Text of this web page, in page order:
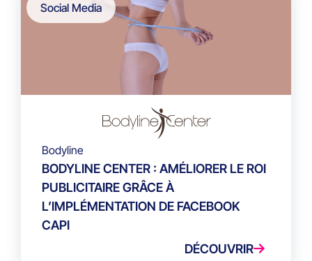
Social Media
Bodyline
BODYLINE CENTER : AMÉLIORER LE ROI
PUBLICITAIRE GRÂCE À
L’IMPLÉMENTATION DE FACEBOOK
CAPI
DÉCOUVRIR